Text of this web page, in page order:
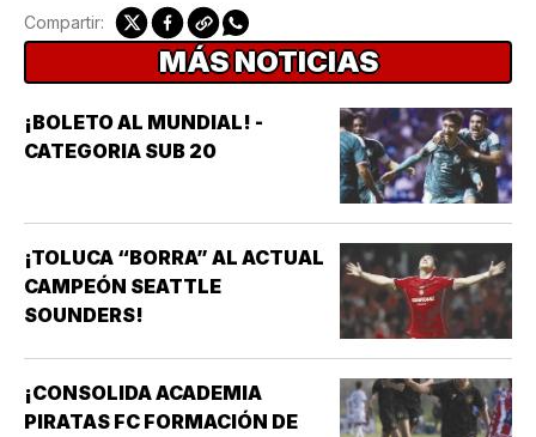
Compartir:
MÁS NOTICIAS
¡BOLETO AL MUNDIAL! -
CATEGORIA SUB 20
¡TOLUCA “BORRA” AL ACTUAL
CAMPEÓN SEATTLE
SOUNDERS!
¡CONSOLIDA ACADEMIA
PIRATAS FC FORMACIÓN DE